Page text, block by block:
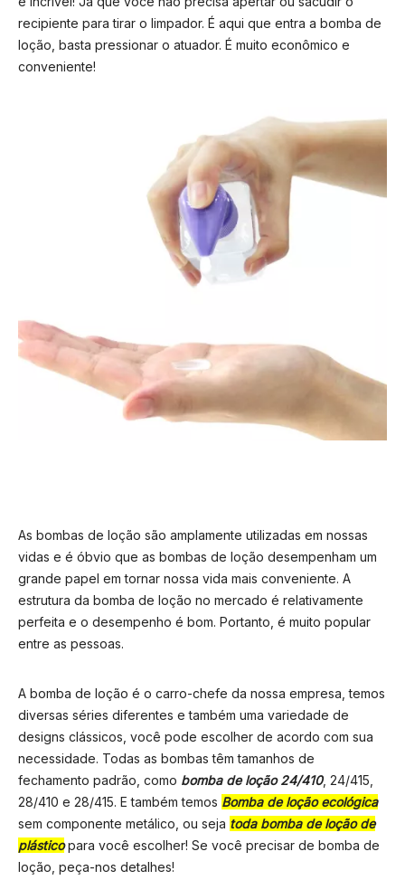
recipiente para tirar o limpador. É aqui que entra a bomba de
loção, basta pressionar o atuador. É muito econômico e
conveniente!
As bombas de loção são amplamente utilizadas em nossas
vidas e é óbvio que as bombas de loção desempenham um
grande papel em tornar nossa vida mais conveniente. A
estrutura da bomba de loção no mercado é relativamente
perfeita e o desempenho é bom. Portanto, é muito popular
entre as pessoas.
A bomba de loção é o carro-chefe da nossa empresa, temos
diversas séries diferentes e também uma variedade de
designs clássicos, você pode escolher de acordo com sua
necessidade. Todas as bombas têm tamanhos de
fechamento padrão, como bomba de loção 24/410, 24/415,
28/410 e 28/415. E também temos Bomba de loção ecológica
sem componente metálico, ou seja toda bomba de loção de
plásticopara você escolher! Se você precisar de bomba de
loção, peça-nos detalhes!